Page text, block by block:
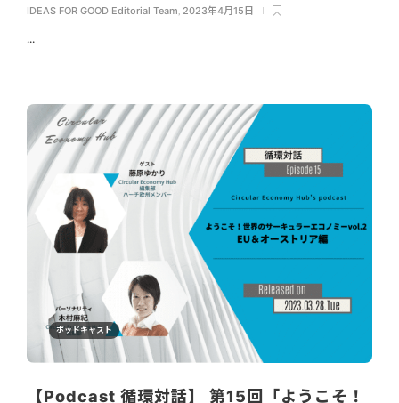
IDEAS FOR GOOD Editorial Team 2023年4月15日
...
ポッドキャスト
【Podcast 循環対話】 第15回「ようこそ！